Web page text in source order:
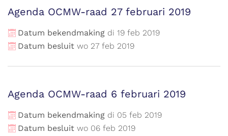
Agenda OCMW-raad 27 februari 2019
Datum bekendmaking di 19 feb 2019
Datum besluit wo 27 feb 2019
Agenda OCMW-raad 6 februari 2019
Datum bekendmaking di 05 feb 2019
Datum besluit wo 06 feb 2019